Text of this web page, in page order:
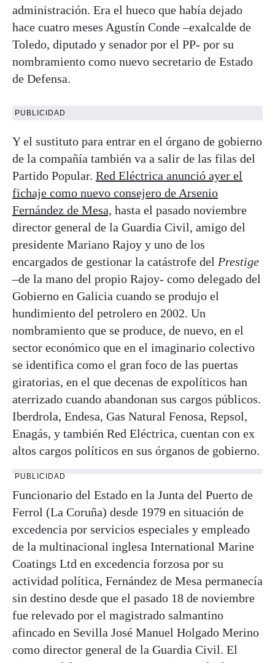
administración. Era el hueco que había dejado
hace cuatro meses Agustín Conde –exalcalde de
Toledo, diputado y senador por el PP- por su
nombramiento como nuevo secretario de Estado
de Defensa.
PUBLICIDAD
Y el sustituto para entrar en el órgano de gobierno
de la compañía también va a salir de las filas del
Partido Popular. Red Eléctrica anunció ayer el
fichaje como nuevo consejero de Arsenio
Fernández de Mesa, hasta el pasado noviembre
director general de la Guardia Civil, amigo del
presidente Mariano Rajoy y uno de los
encargados de gestionar la catástrofe del Prestige
–de la mano del propio Rajoy- como delegado del
Gobierno en Galicia cuando se produjo el
hundimiento del petrolero en 2002. Un
nombramiento que se produce, de nuevo, en el
sector económico que en el imaginario colectivo
se identifica como el gran foco de las puertas
giratorias, en el que decenas de expolíticos han
aterrizado cuando abandonan sus cargos públicos.
Iberdrola, Endesa, Gas Natural Fenosa, Repsol,
Enagás, y también Red Eléctrica, cuentan con ex
altos cargos políticos en sus órganos de gobierno.
PUBLICIDAD
Funcionario del Estado en la Junta del Puerto de
Ferrol (La Coruña) desde 1979 en situación de
excedencia por servicios especiales y empleado
de la multinacional inglesa International Marine
Coatings Ltd en excedencia forzosa por su
actividad política, Fernández de Mesa permanecía
sin destino desde que el pasado 18 de noviembre
fue relevado por el magistrado salmantino
afincado en Sevilla José Manuel Holgado Merino
como director general de la Guardia Civil. El